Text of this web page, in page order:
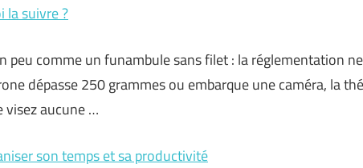
la suivre ?
peu comme un funambule sans filet : la réglementation
dépasse 250 grammes ou embarque une caméra, la
visez aucune …
son temps et sa productivité